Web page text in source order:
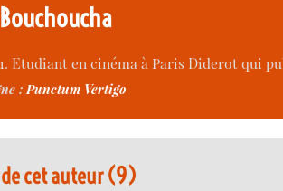
Etudiant en cinéma à Paris Diderot qui
:Punctum Vertigo
cet auteur (9)